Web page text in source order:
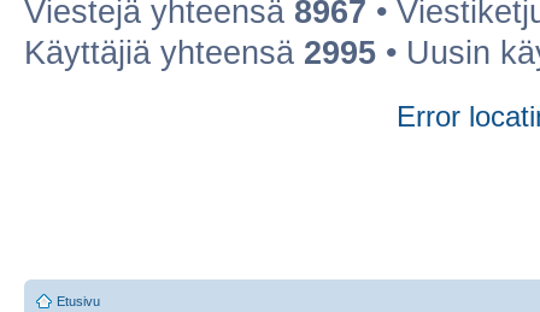
Viestejä yhteensä 8967 •
Käyttäjiä yhteensä 2995 • Uusin
Error
Etusivu